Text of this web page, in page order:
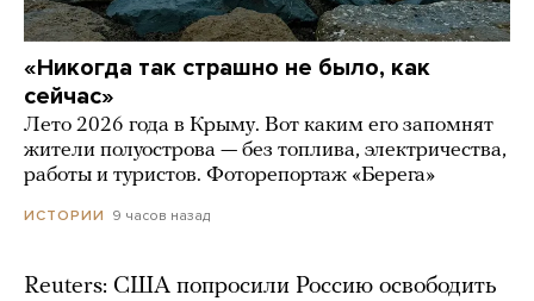
«Никогда так страшно не было, как
сейчас»
Лето 2026 года в Крыму. Вот каким его запомнят
жители полуострова — без топлива, электричества,
работы и туристов. Фоторепортаж «Берега»
ИСТОРИИ 9 часов назад
Reuters: США попросили Россию освободить